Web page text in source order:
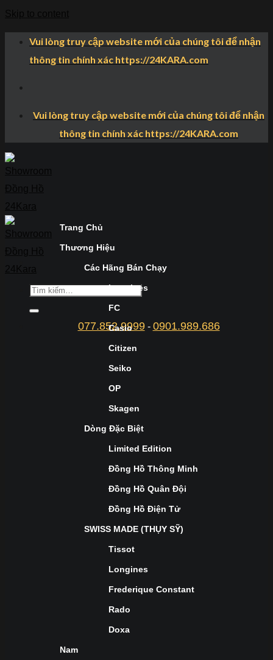
Vui lòng truy cập website mới của chúng tôi để nhận
thông tin chính xác https://24KARA.com
Vui lòng truy cập website mới của chúng tôi để nhận
thông tin chính xác https://24KARA.com
077.852.9999- 0901.989.686
Trang Chủ
Thương Hiệu
Các Hãng Bán Chạy
Longines
FC
Casio
Citizen
Seiko
OP
Skagen
Dòng Đặc Biệt
Limited Edition
Đồng Hồ Thông Minh
Đồng Hồ Quân Đội
Đồng Hồ Điện Tử
SWISS MADE (THỤY SỸ)
Tissot
Longines
Frederique Constant
Rado
Doxa
Nam